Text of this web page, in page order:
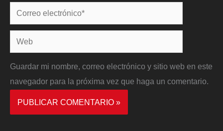
Correo
electrónico*
Web
Guardar mi nombre, correo electrónico y sitio web en este
navegador para la próxima vez que haga un comentario.